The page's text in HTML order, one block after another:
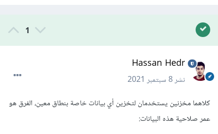
1
Hassan Hedr
نشر8 سبتمبر 2021
كلاهما مخزنين يستخدمان لتخزين أي بيانات خاصة بنطاق معين، الفرق هو
عمر صلاحية هذه البيانات: